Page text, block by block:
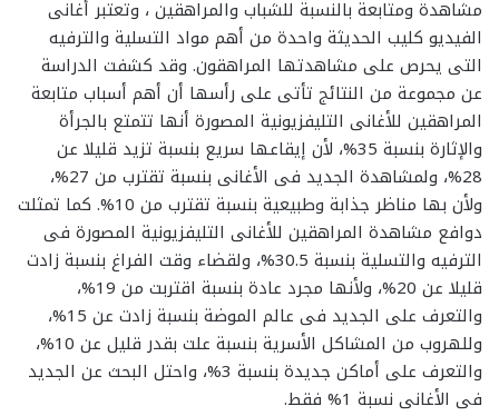
مشاهدة ومتابعة بالنسبة للشباب والمراهقين ، وتعتبر أغانى
الفيديو كليب الحديثة واحدة من أهم مواد التسلية والترفيه
التى يحرص على مشاهدتها المراهقون. وقد كشفت الدراسة
عن مجموعة من النتائج تأتى على رأسها أن أهم أسباب متابعة
المراهقين للأغانى التليفزيونية المصورة أنها تتمتع بالجرأة
والإثارة بنسبة 35%، لأن إيقاعها سريع بنسبة تزيد قليلا عن
28%، ولمشاهدة الجديد فى الأغانى بنسبة تقترب من 27%،
ولأن بها مناظر جذابة وطبيعية بنسبة تقترب من 10%. كما تمثلت
دوافع مشاهدة المراهقين للأغانى التليفزيونية المصورة فى
الترفيه والتسلية بنسبة 30.5%، ولقضاء وقت الفراغ بنسبة زادت
قليلا عن 20%، ولأنها مجرد عادة بنسبة اقتربت من 19%،
والتعرف على الجديد فى عالم الموضة بنسبة زادت عن 15%،
وللهروب من المشاكل الأسرية بنسبة علت بقدر قليل عن 10%،
والتعرف على أماكن جديدة بنسبة 3%، واحتل البحث عن الجديد
فى الأغانى نسبة 1% فقط.